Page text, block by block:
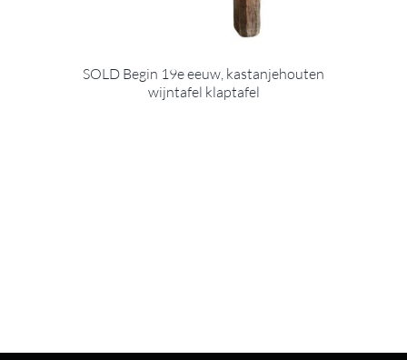
SOLD Begin 19e eeuw, kastanjehouten
wijntafel klaptafel